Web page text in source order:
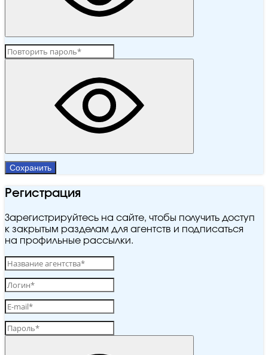
Сохранить
Регистрация
Зарегистрируйтесь на сайте, чтобы получить доступ
к закрытым разделам для агентств и подписаться
на профильные рассылки.